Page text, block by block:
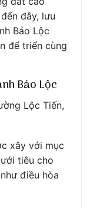
đây, lưu
Bảo Lộc
để triển cùng
Bảo Lộc
Lộc Tiến,
xây với mục
tiêu cho
điều hòa